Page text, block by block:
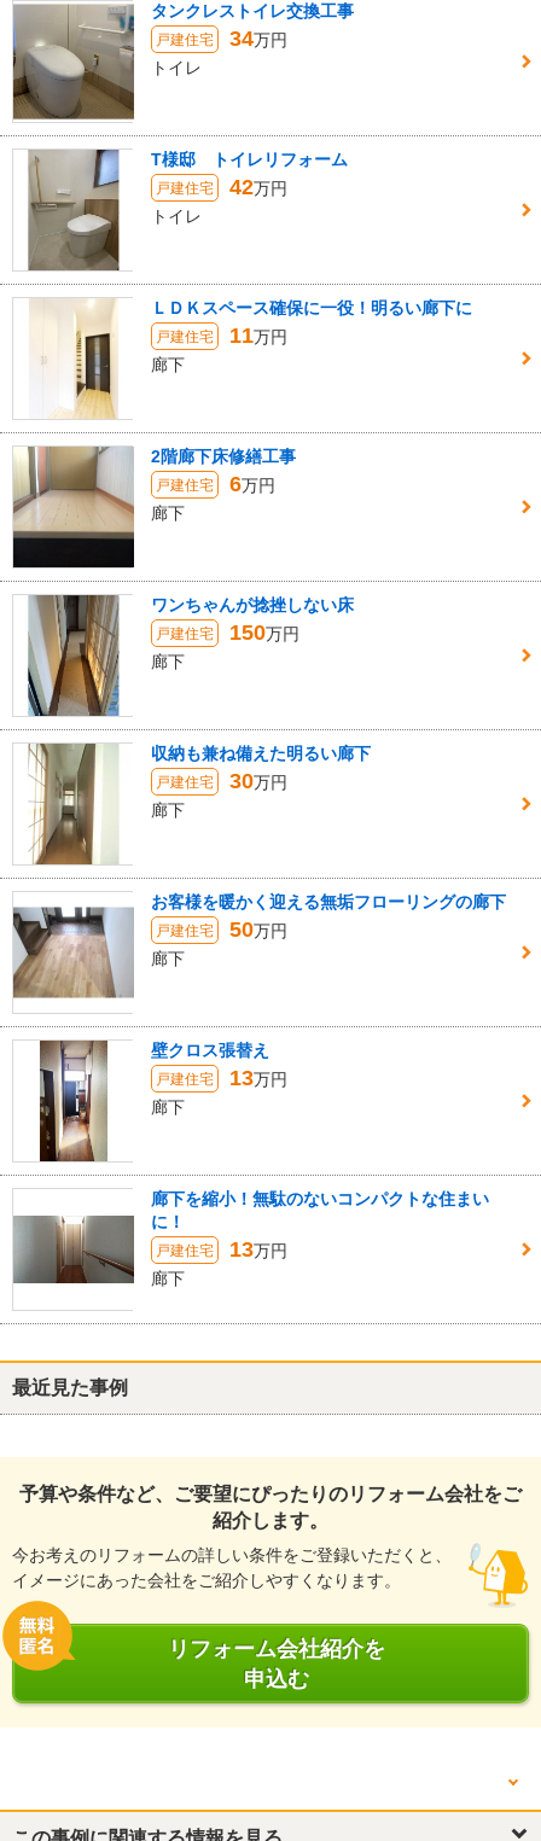
タンクレストイレ交換工事
戸建住宅 34万円
トイレ
T様邸 トイレリフォーム
戸建住宅 42万円
トイレ
ＬＤＫスペース確保に一役！明るい廊下に
戸建住宅 11万円
廊下
2階廊下床修繕工事
戸建住宅 6万円
廊下
ワンちゃんが捻挫しない床
戸建住宅 150万円
廊下
収納も兼ね備えた明るい廊下
戸建住宅 30万円
廊下
お客様を暖かく迎える無垢フローリングの廊下
戸建住宅 50万円
廊下
壁クロス張替え
戸建住宅 13万円
廊下
廊下を縮小！無駄のないコンパクトな住まい
に！
戸建住宅 13万円
廊下
最近見た事例
予算や条件など、ご要望にぴったりのリフォーム会社をご
紹介します。
今お考えのリフォームの詳しい条件をご登録いただくと、
イメージにあった会社をご紹介しやすくなります。
リフォーム会社紹介を
申込む
他の箇所を見る
トイレ 廊下